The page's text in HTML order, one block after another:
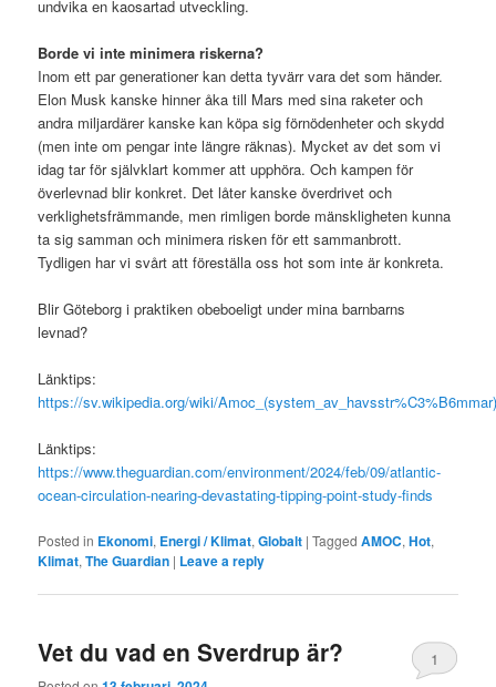
undvika en kaosartad utveckling.
Borde vi inte minimera riskerna?
Inom ett par generationer kan detta tyvärr vara det som händer.
Elon Musk kanske hinner åka till Mars med sina raketer och
andra miljardärer kanske kan köpa sig förnödenheter och skydd
(men inte om pengar inte längre räknas). Mycket av det som vi
idag tar för självklart kommer att upphöra. Och kampen för
överlevnad blir konkret. Det låter kanske överdrivet och
verklighetsfrämmande, men rimligen borde mänskligheten kunna
ta sig samman och minimera risken för ett sammanbrott.
Tydligen har vi svårt att föreställa oss hot som inte är konkreta.
Blir Göteborg i praktiken obeboeligt under mina barnbarns
levnad?
Länktips:
https://sv.wikipedia.org/wiki/
Länktips:
https://www.theguardian.com/environment/2024/feb/09/atlantic-
ocean-circulation-nearing-devastating-tipping-point-study-finds
Posted in Ekonomi, Energi / Klimat,Globalt |Tagged AMOC,Hot,
Klimat,The Guardian | Leave a reply
Vet du vad en Sverdrup är? 1